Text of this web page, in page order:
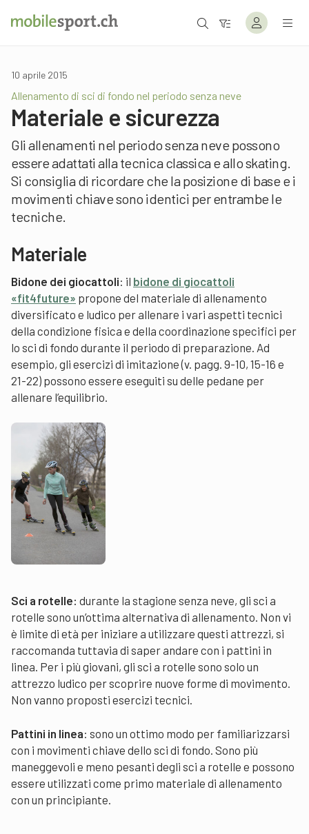
10 aprile 2015
Allenamento di sci di fondo nel periodo senza neve
Materiale e sicurezza
Gli allenamenti nel periodo senza neve possono
essere adattati alla tecnica classica e allo skating.
Si consiglia di ricordare che la posizione di base e i
movimenti chiave sono identici per entrambe le
tecniche.
Materiale
Bidone dei giocattoli: il bidone di giocattoli
«fit4future» propone del materiale di allenamento
diversificato e ludico per allenare i vari aspetti tecnici
della condizione fisica e della coordinazione specifici per
lo sci di fondo durante il periodo di preparazione. Ad
esempio, gli esercizi di imitazione (v. pagg. 9-10, 15-16 e
21-22) possono essere eseguiti su delle pedane per
allenare l’equilibrio.
Sci a rotelle: durante la stagione senza neve, gli sci a
rotelle sono un’ottima alternativa di allenamento. Non vi
è limite di età per iniziare a utilizzare questi attrezzi, si
raccomanda tuttavia di saper andare con i pattini in
linea. Per i più giovani, gli sci a rotelle sono solo un
attrezzo ludico per scoprire nuove forme di movimento.
Non vanno proposti esercizi tecnici.
Pattini in linea: sono un ottimo modo per familiarizzarsi
con i movimenti chiave dello sci di fondo. Sono più
maneggevoli e meno pesanti degli sci a rotelle e possono
essere utilizzati come primo materiale di allenamento
con un principiante.